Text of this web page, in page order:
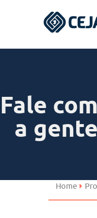
Fale com
a gente
Home